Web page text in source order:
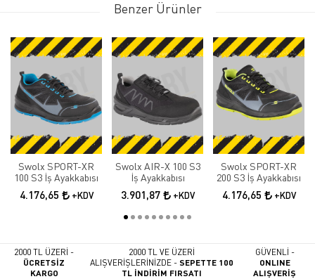
Benzer Ürünler
Swolx SPORT-XR
100 S3 İş Ayakkabısı
4.176,65 +KDV
Swolx AIR-X 100 S3
İş Ayakkabısı
3.901,87 +KDV
Swolx SPORT-XR
200 S3 İş Ayakkabısı
4.176,65 +KDV
2000 TL ÜZERİ -
ÜCRETSİZ
KARGO
2000 TL VE ÜZERİ
ALIŞVERİŞLERİNİZDE -SEPETTE 100
TL İNDİRİM FIRSATI
GÜVENLİ -
ONLINE
ALIŞVERİŞ